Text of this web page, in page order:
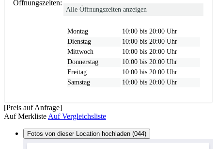
Öffnungszeiten:
Alle Öffnungszeiten anzeigen
Montag
10:00 bis 20:00 Uhr
Dienstag
10:00 bis 20:00 Uhr
Mittwoch
10:00 bis 20:00 Uhr
Donnerstag
10:00 bis 20:00 Uhr
Freitag
10:00 bis 20:00 Uhr
Samstag
10:00 bis 20:00 Uhr
[Preis auf Anfrage]
Auf Merkliste Auf Vergleichsliste
Fotos von dieser Location hochladen (044)